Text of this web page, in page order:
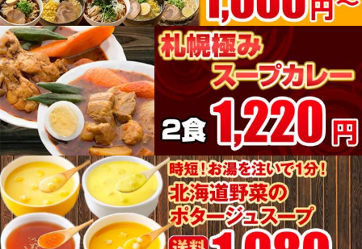
新発売
送料無料 福よし 鶏だし 二八そば
2食入り お試しセット 半生麺 モ
ツ 年越しそば 蕎麦
1,200円（税込*）
送料無
料